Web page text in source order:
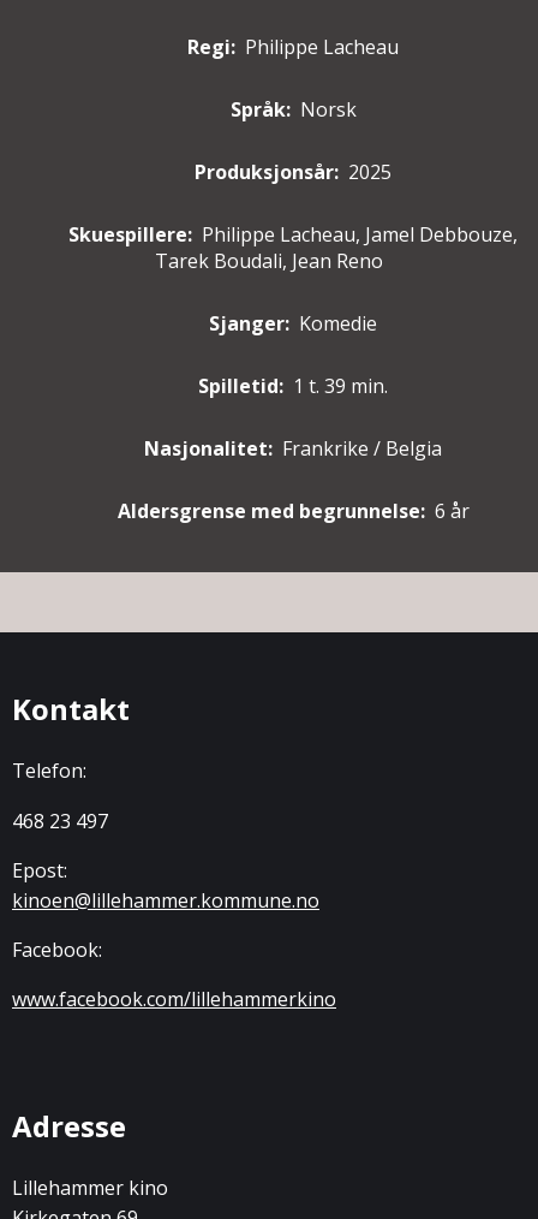
Regi: Philippe Lacheau
Språk: Norsk
Produksjonsår: 2025
Skuespillere: Philippe Lacheau, Jamel Debbouze,
Tarek Boudali, Jean Reno
Sjanger: Komedie
Spilletid: 1 t. 39 min.
Nasjonalitet: Frankrike / Belgia
Aldersgrense med begrunnelse: 6 år
Kontakt
Telefon:
468 23 497
Epost:
kinoen@lillehammer.kommune.no
Facebook:
www.facebook.com/lillehammerkino
Adresse
Lillehammer kino